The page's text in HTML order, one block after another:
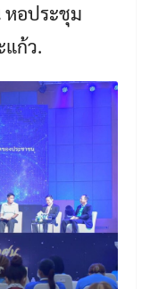
อประชุม
แก้ว.